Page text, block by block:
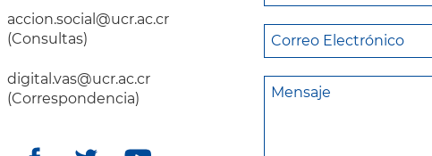
accion.social@ucr.ac.cr
(Consultas)
digital.vas@ucr.ac.cr
(Correspondencia)